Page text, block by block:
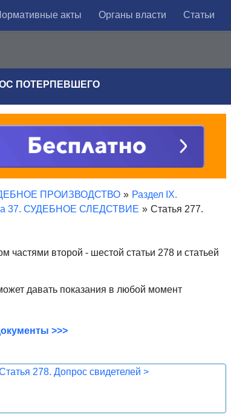
акты Органы власти Статьи
ПОТЕРПЕВШЕГО
ПРОИЗВОДСТВО » Раздел IX.
37. СУДЕБНОЕ СЛЕДСТВИЕ » Статья 277.
второй - шестой статьи 278 и статьей
давать показания в любой момент
>>>
278. Допрос свидетелей >